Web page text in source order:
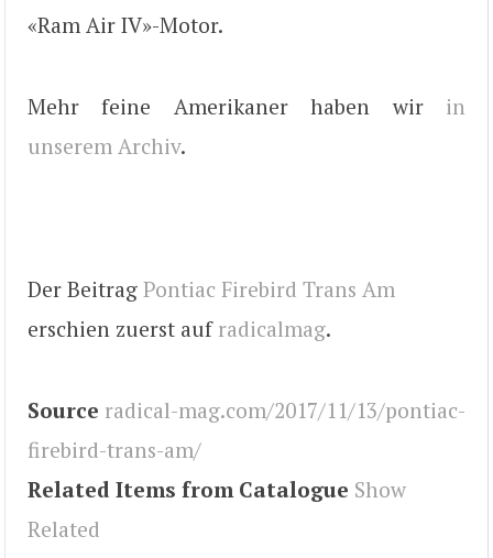
«Ram Air IV»-Motor.
Mehr feine Amerikaner haben wir in
unserem Archiv.
Der Beitrag Pontiac Firebird Trans Am
erschien zuerst auf radicalmag.
Source radical-mag.com/2017/11/13/pontiac-
firebird-trans-am/
Related Items from Catalogue Show
Related